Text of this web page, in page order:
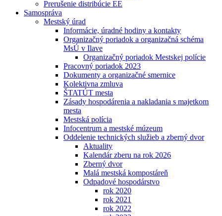
Prerušenie distribúcie EE
Samospráva
Mestský úrad
Informácie, úradné hodiny a kontakty
Organizačný poriadok a organizačná schéma
MsÚ v Ilave
Organizačný poriadok Mestskej polície
Pracovný poriadok 2023
Dokumenty a organizačné smernice
Kolektivna zmluva
ŠTATÚT mesta
Zásady hospodárenia a nakladania s majetkom
mesta
Mestská polícia
Infocentrum a mestské múzeum
Oddelenie technických služieb a zberný dvor
Aktuality
Kalendár zberu na rok 2026
Zberný dvor
Malá mestská kompostáreň
Odpadové hospodárstvo
rok 2020
rok 2021
rok 2022